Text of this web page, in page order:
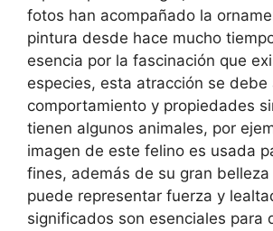
fotos han acompañado la
pintura desde hace mucho
esencia por la fascinación que
especies, esta atracción se debe
comportamiento y propiedades
tienen algunos animales, por
imagen de este felino es usada
fines, además de su gran
puede representar fuerza y
significados son esenciales para